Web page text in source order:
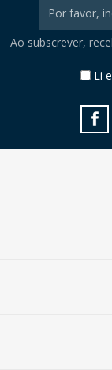
Ao subscrever,
Li